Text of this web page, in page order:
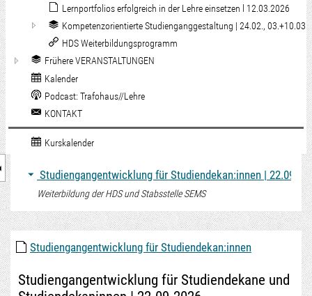
Lernportfolios erfolgreich in der Lehre einsetzen l 12.03.2026
Kompetenzorientierte Studienganggestaltung | 24.02.,
HDS Weiterbildungsprogramm
Frühere VERANSTALTUNGEN
Kalender
Podcast: Trafohaus//Lehre
KONTAKT
Kurskalender
des Kursmenüs
Studiengangentwicklung für Studiendekan:innen |
Weiterbildung der HDS und Stabsstelle SEMS
Studiengangentwicklung für Studiendekan:innen